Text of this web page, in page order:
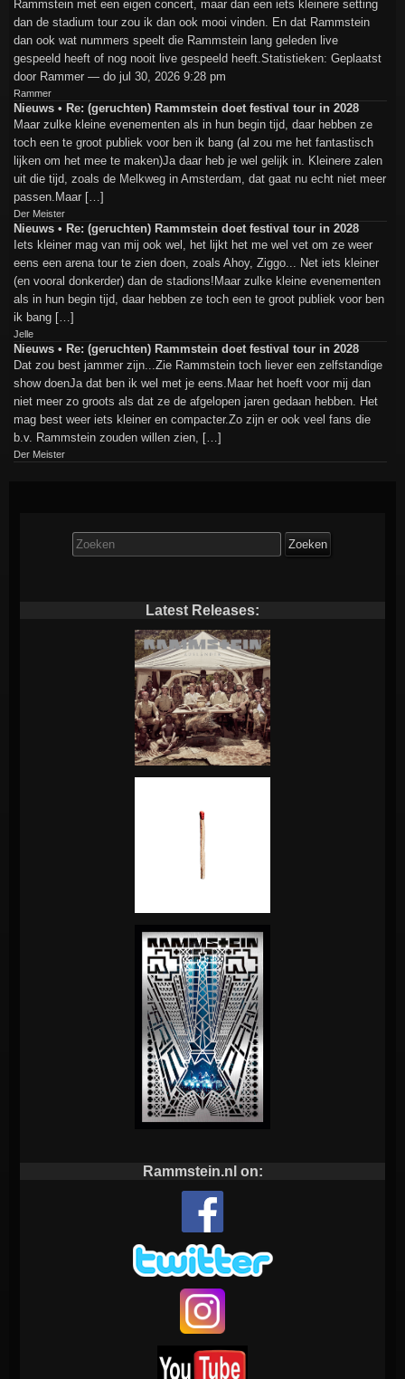
Rammstein met een eigen concert, maar dan een iets kleinere setting
dan de stadium tour zou ik dan ook mooi vinden. En dat Rammstein
dan ook wat nummers speelt die Rammstein lang geleden live
gespeeld heeft of nog nooit live gespeeld heeft.Statistieken: Geplaatst
door Rammer — do jul 30, 2026 9:28 pm
Rammer
Nieuws • Re: (geruchten) Rammstein doet festival tour in 2028
Maar zulke kleine evenementen als in hun begin tijd, daar hebben ze
toch een te groot publiek voor ben ik bang (al zou me het fantastisch
lijken om het mee te maken)Ja daar heb je wel gelijk in. Kleinere zalen
uit die tijd, zoals de Melkweg in Amsterdam, dat gaat nu echt niet meer
passen.Maar […]
Der Meister
Nieuws • Re: (geruchten) Rammstein doet festival tour in 2028
Iets kleiner mag van mij ook wel, het lijkt het me wel vet om ze weer
eens een arena tour te zien doen, zoals Ahoy, Ziggo... Net iets kleiner
(en vooral donkerder) dan de stadions!Maar zulke kleine evenementen
als in hun begin tijd, daar hebben ze toch een te groot publiek voor ben
ik bang […]
Jelle
Nieuws • Re: (geruchten) Rammstein doet festival tour in 2028
Dat zou best jammer zijn...Zie Rammstein toch liever een zelfstandige
show doenJa dat ben ik wel met je eens.Maar het hoeft voor mij dan
niet meer zo groots als dat ze de afgelopen jaren gedaan hebben. Het
mag best weer iets kleiner en compacter.Zo zijn er ook veel fans die
b.v. Rammstein zouden willen zien, […]
Der Meister
Zoek
naar:
Latest Releases:
Rammstein.nl on: